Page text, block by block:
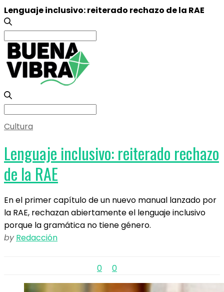
Lenguaje inclusivo: reiterado rechazo de la RAE
Search
for:
Search
Cultura
Lenguaje inclusivo: reiterado rechazo
de la RAE
En el primer capítulo de un nuevo manual lanzado por
la RAE, rechazan abiertamente el lenguaje inclusivo
porque la gramática no tiene género.
by Redacción
0 0